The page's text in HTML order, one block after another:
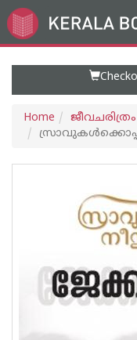
Go
to
Home
ജീവചരിത്രം